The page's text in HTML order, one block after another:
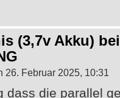
(3,7v Akku)
26. Februar 2025, 10:31
dass die parallel